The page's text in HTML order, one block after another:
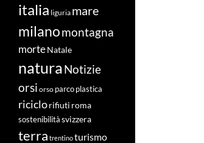
italia liguria mare
milanomontagna
morteNatale
naturaNotizie
orsi orso parco plastica
riciclorifiuti roma
sostenibilità svizzera
terra trentinoturismo